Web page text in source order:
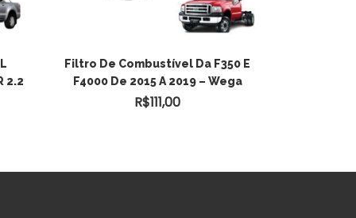
2.2
Filtro De Combustível Da F350 E
F4000 De 2015 A 2019 – Wega
R$111,00